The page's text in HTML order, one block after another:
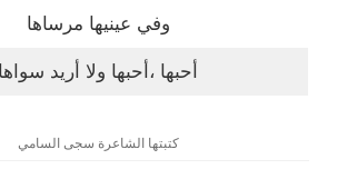
وفي عينيها مرساها
أحبها ،أحبها ولا أريد سواها
كتبتها الشاعرة سجى السامي